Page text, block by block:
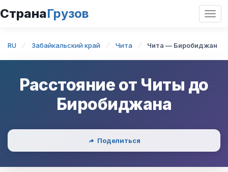
СтранаГрузов
RU Забайкальский край Чита Чита — Биробиджан
Расстояние от Читы до
Биробиджана
Поделиться